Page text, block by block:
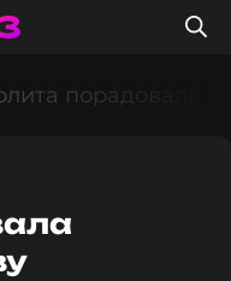
порадовала